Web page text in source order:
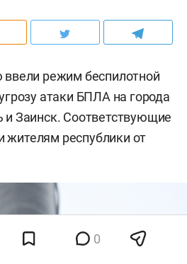
ввели режим беспилотной
атаки БПЛА на города
и Заинск. Соответствующие
республики от
0